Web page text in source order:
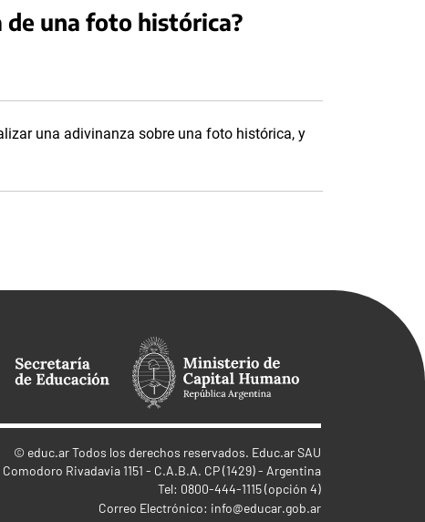
de una foto histórica?
una adivinanza sobre una foto histórica, y
© educ.arTodos los derechos reservados. Educ.ar SAU
Comodoro Rivadavia 1151 - C.A.B.A. CP (1429) - Argentina
Tel: 0800-444-1115 (opción 4)
Correo Electrónico: info@educar.gob.ar